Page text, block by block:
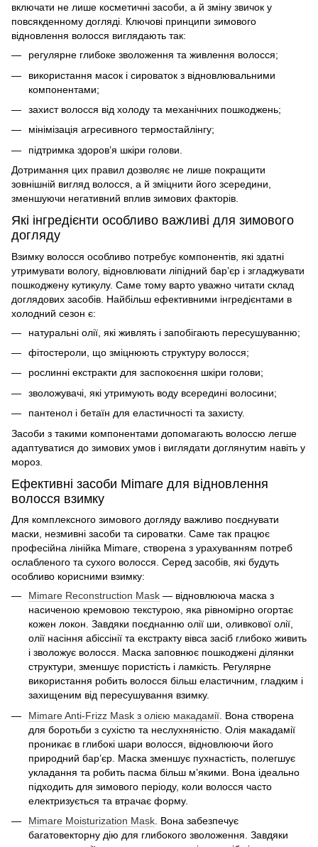
включати не лише косметичні засоби, а й зміну звичок у
повсякденному догляді. Ключові принципи зимового
відновлення волосся виглядають так:
регулярне глибоке зволоження та живлення волосся;
використання масок і сироваток з відновлювальними
компонентами;
захист волосся від холоду та механічних пошкоджень;
мінімізація агресивного термостайлінгу;
підтримка здоров’я шкіри голови.
Дотримання цих правил дозволяє не лише покращити
зовнішній вигляд волосся, а й зміцнити його зсередини,
зменшуючи негативний вплив зимових факторів.
Які інгредієнти особливо важливі для зимового
догляду
Взимку волосся особливо потребує компонентів, які здатні
утримувати вологу, відновлювати ліпідний бар’єр і згладжувати
пошкоджену кутикулу. Саме тому варто уважно читати склад
доглядових засобів. Найбільш ефективними інгредієнтами в
холодний сезон є:
натуральні олії, які живлять і запобігають пересушуванню;
фітостероли, що зміцнюють структуру волосся;
рослинні екстракти для заспокоєння шкіри голови;
зволожувачі, які утримують воду всередині волосини;
пантенол і бетаїн для еластичності та захисту.
Засоби з такими компонентами допомагають волоссю легше
адаптуватися до зимових умов і виглядати доглянутим навіть у
мороз.
Ефективні засоби Mimare для відновлення
волосся взимку
Для комплексного зимового догляду важливо поєднувати
маски, незмивні засоби та сироватки. Саме так працює
професійна лінійка Mimare, створена з урахуванням потреб
ослабленого та сухого волосся. Серед засобів, які будуть
особливо корисними взимку:
Mimare Reconstruction Mask — відновлююча маска з
насиченою кремовою текстурою, яка рівномірно огортає
кожен локон. Завдяки поєднанню олії ши, оливкової олії,
олії насіння абіссінії та екстракту вівса засіб глибоко живить
і зволожує волосся. Маска заповнює пошкоджені ділянки
структури, зменшує пористість і ламкість. Регулярне
використання робить волосся більш еластичним, гладким і
захищеним від пересушування взимку.
Mimare Anti-Frizz Mask з олією макадамії . Вона створена
для боротьби з сухістю та неслухняністю. Олія макадамії
проникає в глибокі шари волосся, відновлюючи його
природний бар’єр. Маска зменшує пухнастість, полегшує
укладання та робить пасма більш м’якими. Вона ідеально
підходить для зимового періоду, коли волосся часто
електризується та втрачає форму.
Mimare Moisturization Mask . Вона забезпечує
багатовекторну дію для глибокого зволоження. Завдяки